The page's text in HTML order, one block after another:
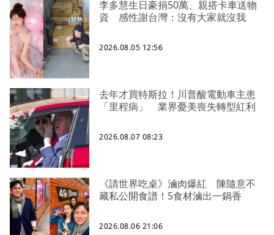
李多慧生日豪捐50萬、親搭卡車送物
資 感性謝台灣：沒有大家就沒我
2026.08.05 12:56
去年才買特斯拉！川普酸電動車主患
「里程病」 業界憂美喪失轉型紅利
2026.08.07 08:23
《請世界吃桌》滷肉爆紅 陳隨意不
藏私公開食譜！5食材滷出一鍋香
2026.08.06 21:06